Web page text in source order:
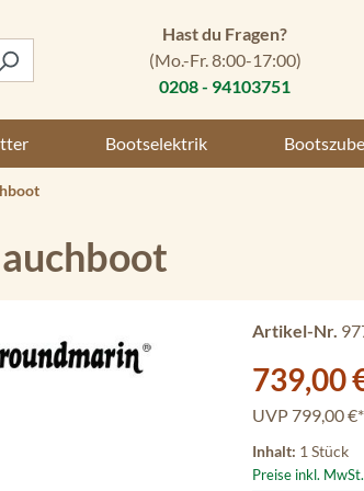
Hast du Fragen?
(Mo.-Fr. 8:00-17:00)
0208 - 94103751
Bootselektrik
Artikel-Nr.
Verkaufspreis:
739,00
UVP 799,00 €*
Inhalt: 1 Stück
Preise inkl.